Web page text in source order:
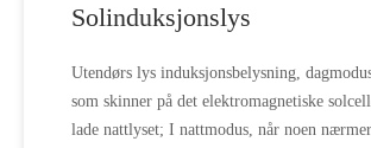
Solinduksjonslys
Utendørs lys induksjonsbelysning,
som skinner på det elektromagnetiske
lade nattlyset; I nattmodus, når noen nærmer